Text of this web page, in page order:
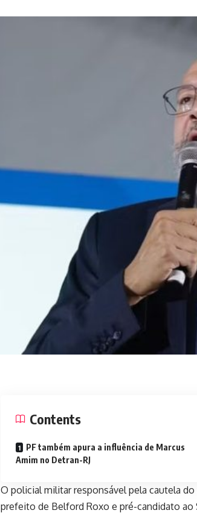
Contents
PF também apura a influência de Marcus
Amim no Detran-RJ
O policial militar responsável pela cautela
prefeito de Belford Roxo e pré-candidato ao